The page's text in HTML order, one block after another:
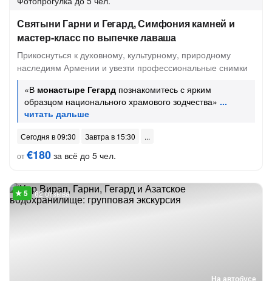
Святыни Гарни и Гегард, Симфония камней и
мастер-класс по выпечке лаваша
Прикоснуться к духовному, культурному, природному
наследиям Армении и увезти профессиональные снимки
«В монастыре Гегард познакомитесь с ярким
образцом национального храмового зодчества»
Сегодня в 09:30
Завтра в 15:30
от€180 за всё до 5 чел.
На автобусе
82 отзыва